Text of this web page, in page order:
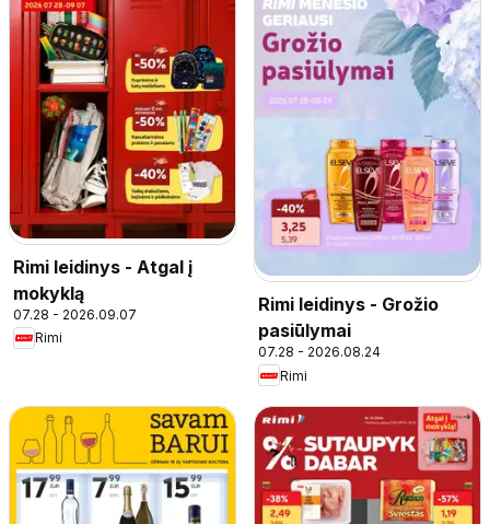
Rimi leidinys - Atgal į
mokyklą
07.28 - 2026.09.07
Rimi
Rimi leidinys - Grožio
pasiūlymai
07.28 - 2026.08.24
Rimi